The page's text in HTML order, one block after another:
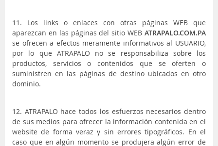
11. Los links o enlaces con otras páginas WEB que
aparezcan en las páginas del sitio WEB ATRAPALO.COM.PA
se ofrecen a efectos meramente informativos al USUARIO,
por lo que ATRAPALO no se responsabiliza sobre los
productos, servicios o contenidos que se oferten o
suministren en las páginas de destino ubicados en otro
dominio.
12. ATRAPALO hace todos los esfuerzos necesarios dentro
de sus medios para ofrecer la información contenida en el
website de forma veraz y sin errores tipográficos. En el
caso que en algún momento se produjera algún error de